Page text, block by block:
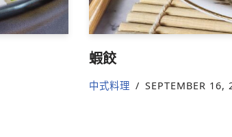
蝦餃
中式料理 SEPTEMBER 16,